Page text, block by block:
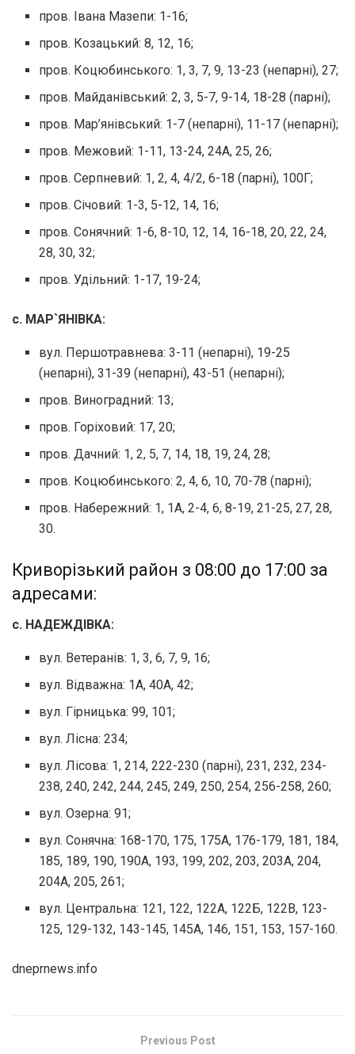
пров. Івана Мазепи: 1-16;
пров. Козацький: 8, 12, 16;
пров. Коцюбинського: 1, 3, 7, 9, 13-23 (непарні), 27;
пров. Майданівський: 2, 3, 5-7, 9-14, 18-28 (парні);
пров. Мар’янівський: 1-7 (непарні), 11-17 (непарні);
пров. Межовий: 1-11, 13-24, 24А, 25, 26;
пров. Серпневий: 1, 2, 4, 4/2, 6-18 (парні), 100Г;
пров. Січовий: 1-3, 5-12, 14, 16;
пров. Сонячний: 1-6, 8-10, 12, 14, 16-18, 20, 22, 24,
28, 30, 32;
пров. Удільний: 1-17, 19-24;
с. МАР`ЯНІВКА:
вул. Першотравнева: 3-11 (непарні), 19-25
(непарні), 31-39 (непарні), 43-51 (непарні);
пров. Виноградний: 13;
пров. Горіховий: 17, 20;
пров. Дачний: 1, 2, 5, 7, 14, 18, 19, 24, 28;
пров. Коцюбинського: 2, 4, 6, 10, 70-78 (парні);
пров. Набережний: 1, 1А, 2-4, 6, 8-19, 21-25, 27, 28,
30.
Криворізький район з 08:00 до 17:00 за
адресами:
с. НАДЕЖДІВКА:
вул. Ветеранів: 1, 3, 6, 7, 9, 16;
вул. Відважна: 1А, 40А, 42;
вул. Гірницька: 99, 101;
вул. Лісна: 234;
вул. Лісова: 1, 214, 222-230 (парні), 231, 232, 234-
238, 240, 242, 244, 245, 249, 250, 254, 256-258, 260;
вул. Озерна: 91;
вул. Сонячна: 168-170, 175, 175А, 176-179, 181, 184,
185, 189, 190, 190А, 193, 199, 202, 203, 203А, 204,
204А, 205, 261;
вул. Центральна: 121, 122, 122А, 122Б, 122В, 123-
125, 129-132, 143-145, 145А, 146, 151, 153, 157-160.
dneprnews.info
Previous Post